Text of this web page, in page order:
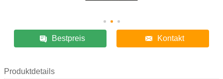
Bestpreis Kontakt
Produktdetails